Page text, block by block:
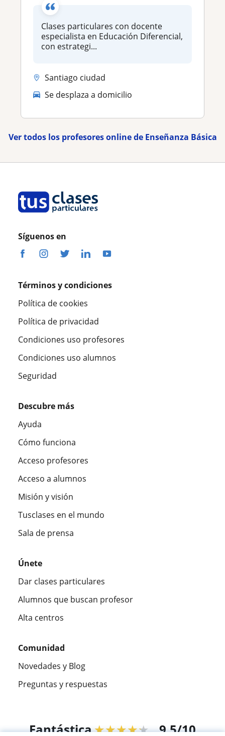
Clases particulares con docente
especialista en Educación Diferencial,
con estrategi...
Santiago ciudad
Se desplaza a domicilio
Ver todos los profesores online de Enseñanza Básica
Síguenos en
Términos y condiciones
Política de cookies
Política de privacidad
Condiciones uso profesores
Condiciones uso alumnos
Seguridad
Descubre más
Ayuda
Cómo funciona
Acceso profesores
Acceso a alumnos
Misión y visión
Tusclases en el mundo
Sala de prensa
Únete
Dar clases particulares
Alumnos que buscan profesor
Alta centros
Comunidad
Novedades y Blog
Preguntas y respuestas
Fantástica★★★★★ 9,5/10